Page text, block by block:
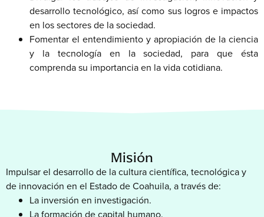
desarrollo tecnológico, así como sus logros e impactos
en los sectores de la sociedad.
Fomentar el entendimiento y apropiación de la ciencia
y la tecnología en la sociedad, para que ésta
comprenda su importancia en la vida cotidiana.
Misión
Impulsar el desarrollo de la cultura científica, tecnológica y
de innovación en el Estado de Coahuila, a través de:
La inversión en investigación.
La formación de capital humano.